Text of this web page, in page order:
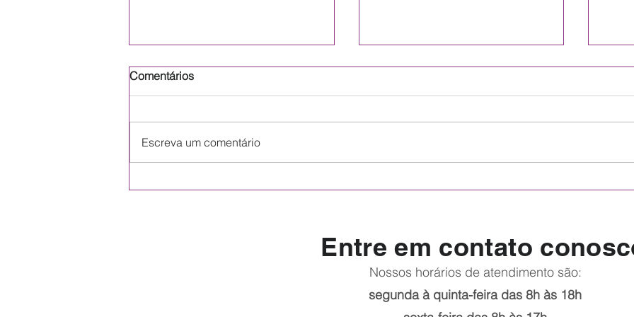
Comentários
Escreva um comentário
Entre em contato
Nossos horários de atendimento são:
segunda à quinta-feira das 8h às 18h